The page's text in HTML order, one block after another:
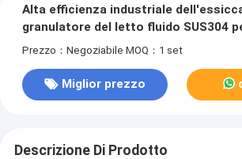
Alta efficienza industriale
granulatore del letto fluido SUS304
l'elaborazione chimica
Prezzo：Negoziabile MOQ：1 set
Miglior prezzo
Descrizione Di Prodotto